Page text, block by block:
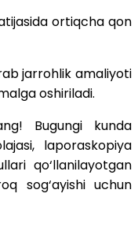
ortiqcha qon
jarrohlik amaliyoti
oshiriladi.
Bugungi kunda
laporaskopiya
qo‘llanilayotgan
sog‘ayishi uchun